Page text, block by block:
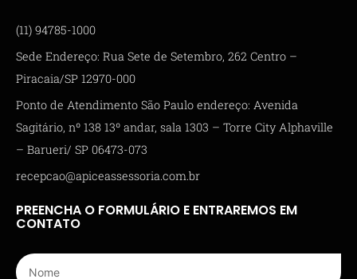
(11) 94785-1000
Sede Endereço: Rua Sete de Setembro, 262 Centro –
Piracaia/SP 12970-000
Ponto de Atendimento São Paulo endereço: Avenida
Sagitário, nº 138 13º andar, sala 1303 – Torre City Alphaville
– Barueri/ SP 06473-073
recepcao@apiceassessoria.com.br
PREENCHA O FORMULÁRIO E ENTRAREMOS EM
CONTATO